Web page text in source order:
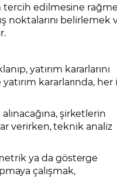
tercih edilmesine
noktalarını belirlemek
yatırım kararlarını
kararlarında, her
şirketlerin
verirken, teknik analiz
ya da gösterge
çalışmak,